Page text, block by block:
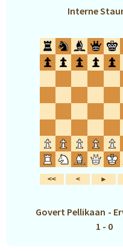
Interne
Govert Pellikaan -
1 - 0